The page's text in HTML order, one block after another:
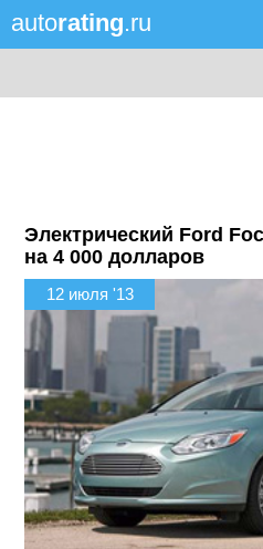
autorating.ru
Электрический Ford
на 4 000 долларов
12 июля '13